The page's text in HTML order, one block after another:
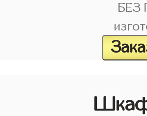
БЕЗ
Шкаф